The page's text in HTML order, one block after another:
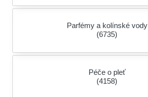
Parfémy a kolínské vody
(6735)
Péče o pleť
(4158)